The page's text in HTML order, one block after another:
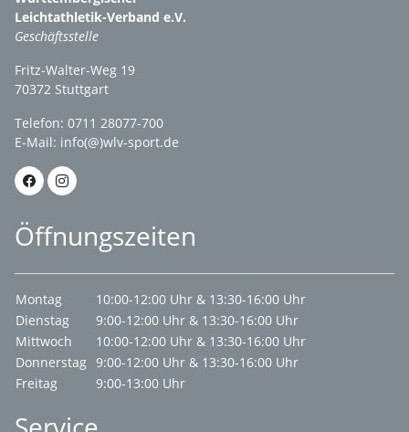
Leichtathletik-Verband e.V.
Geschäftsstelle
Fritz-Walter-Weg 19
70372 Stuttgart
Telefon: 0711 28077-700
E-Mail: info(@)wlv-sport.de
Öffnungszeiten
Montag
10:00-12:00 Uhr & 13:30-16:00 Uhr
Dienstag
9:00-12:00 Uhr & 13:30-16:00 Uhr
Mittwoch
10:00-12:00 Uhr & 13:30-16:00 Uhr
Donnerstag 9:00-12:00 Uhr & 13:30-16:00 Uhr
Freitag
9:00-13:00 Uhr